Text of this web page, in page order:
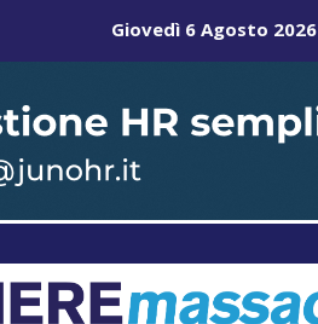
Giovedì 6 Agosto 2026